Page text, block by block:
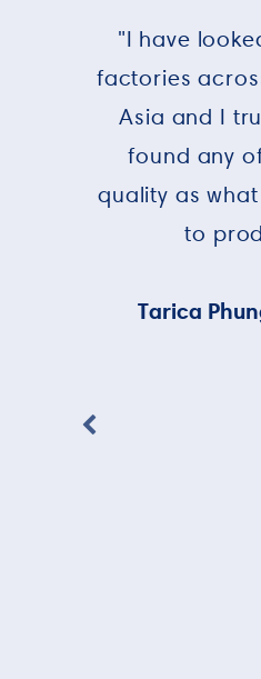
"I have
factories
Asia and I
found any
quality as
to
Tarica